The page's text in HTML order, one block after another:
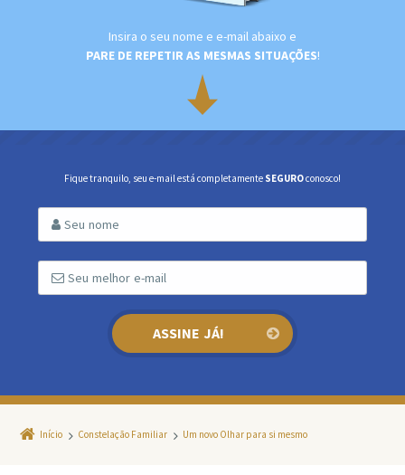
Insira o seu nome e e-mail abaixo e
PARE DE REPETIR AS MESMAS SITUAÇÕES!
Fique tranquilo, seu e-mail está completamente SEGUROconosco!
Início Constelação Familiar Um novo Olhar para si mesmo